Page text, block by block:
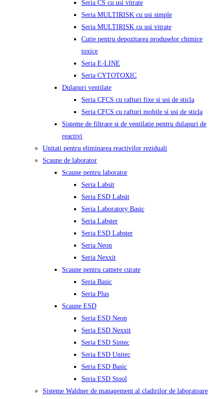
Seria CS cu usi vitrate
Seria MULTIRISK cu usi simple
Seria MULTIRISK cu usi vitrate
Cutie pentru depozitarea produselor chimice
toxice
Seria E-LINE
Seria CYTOTOXIC
Dulapuri ventilate
Seria CFCS cu rafturi fixe si usi de sticla
Seria CFCS cu rafturi mobile si usi de sticla
Sisteme de filtrare si de ventilatie pentru dulapuri de
reactivi
Unitati pentru eliminarea reactivilor reziduali
Scaune de laborator
Scaune pentru laborator
Seria Labsit
Seria ESD Labsit
Seria Laboratory Basic
Seria Labster
Seria ESD Labster
Seria Neon
Seria Nexxit
Scaune pentru camere curate
Seria Basic
Seria Plus
Scaune ESD
Seria ESD Neon
Seria ESD Nexxit
Seria ESD Sintec
Seria ESD Unitec
Seria ESD Basic
Seria ESD Stool
Sisteme Waldner de management al cladirilor de laboratoare